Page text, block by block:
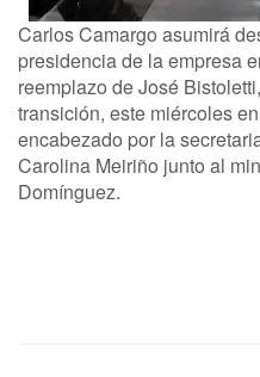
Carlos Camargo asumirá
presidencia de la empresa
reemplazo de José
transición, este miércoles
encabezado por la
Carolina Meiriño junto al
Domínguez.